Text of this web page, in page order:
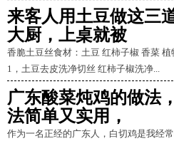
来客人用土豆做这三
大厨，上桌就被
香脆土豆丝食材：土豆 红柿子椒 香菜 植
1，土豆去皮洗净切丝 红柿子椒洗净...
广东酸菜炖鸡的做法
法简单又实用，
作为一名正经的广东人，白切鸡是我经